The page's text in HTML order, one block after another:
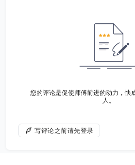
您的评论是促使师傅前进的动力，快
人。
写评论之前请先登录